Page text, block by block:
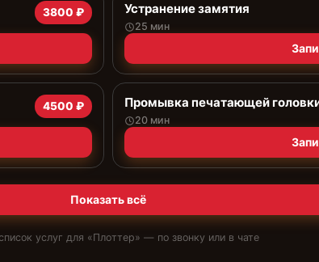
3800 ₽ Устранение замятия
25 мин
4500 ₽ Промывка печатающей
20 мин
Показать всё
услуг для «Плоттер» — по звонку или в чате